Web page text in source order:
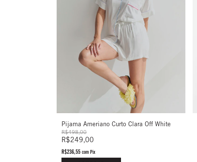
Pijama Ameriano Curto Clara Off White
R$498,00
R$249,00
R$236,55 com Pix